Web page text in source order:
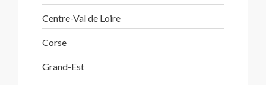
Centre-Val de Loire
Corse
Grand-Est